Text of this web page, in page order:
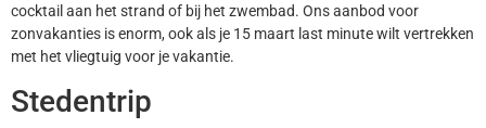
cocktail aan het strand of bij het zwembad. Ons aanbod voor
zonvakanties is enorm, ook als je 15 maart last minute wilt vertrekken
met het vliegtuig voor je vakantie.
Stedentrip